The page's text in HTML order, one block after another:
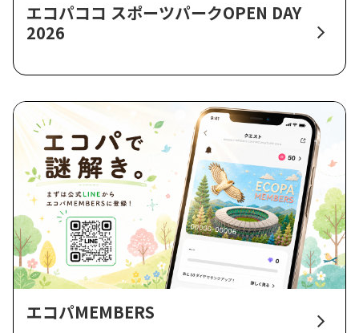
エコパココ スポーツパークOPEN DAY
2026
エコパMEMBERS